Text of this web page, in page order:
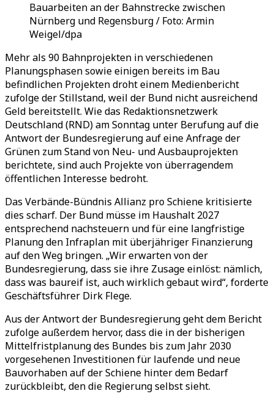
Bauarbeiten an der Bahnstrecke zwischen
Nürnberg und Regensburg / Foto: Armin
Weigel/dpa
Mehr als 90 Bahnprojekten in verschiedenen
Planungsphasen sowie einigen bereits im Bau
befindlichen Projekten droht einem Medienbericht
zufolge der Stillstand, weil der Bund nicht ausreichend
Geld bereitstellt. Wie das Redaktionsnetzwerk
Deutschland (RND) am Sonntag unter Berufung auf die
Antwort der Bundesregierung auf eine Anfrage der
Grünen zum Stand von Neu- und Ausbauprojekten
berichtete, sind auch Projekte von überragendem
öffentlichen Interesse bedroht.
Das Verbände-Bündnis Allianz pro Schiene kritisierte
dies scharf. Der Bund müsse im Haushalt 2027
entsprechend nachsteuern und für eine langfristige
Planung den Infraplan mit überjähriger Finanzierung
auf den Weg bringen. „Wir erwarten von der
Bundesregierung, dass sie ihre Zusage einlöst: nämlich,
dass was baureif ist, auch wirklich gebaut wird“, forderte
Geschäftsführer Dirk Flege.
Aus der Antwort der Bundesregierung geht dem Bericht
zufolge außerdem hervor, dass die in der bisherigen
Mittelfristplanung des Bundes bis zum Jahr 2030
vorgesehenen Investitionen für laufende und neue
Bauvorhaben auf der Schiene hinter dem Bedarf
zurückbleibt, den die Regierung selbst sieht.